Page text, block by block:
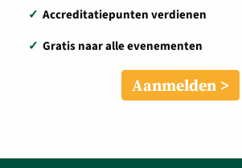
✓ Accreditatiepunten verdienen
✓ Gratis naar alle evenementen
Aanmelden